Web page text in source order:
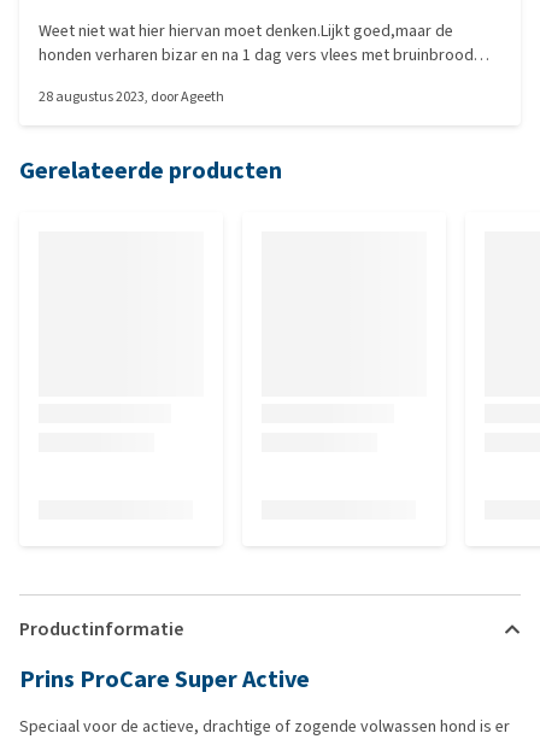
Weet niet wat hier hiervan moet denken.Lijkt goed,maar de
honden verharen bizar en na 1 dag vers vlees met bruinbrood
n de verhouding die ze krijgen.Nee,koop het niet weer.
28 augustus 2023, doorAgeeth
Gerelateerde producten
Productinformatie
Prins ProCare Super Active
Speciaal voor de actieve, drachtige of zogende volwassen hond is er